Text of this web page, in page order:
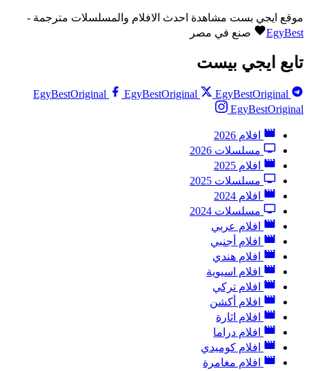
موقع ايجي بست مشاهدة احدث الافلام والمسلسلات مترجمة -
EgyBest
صنع في مصر
تابع ايجي بيست
EgyBestOriginal EgyBestOriginal
EgyBestOriginal
EgyBestOriginal
افلام 2026
مسلسلات 2026
افلام 2025
مسلسلات 2025
افلام 2024
مسلسلات 2024
افلام عربي
افلام أجنبي
افلام هندي
افلام اسيوية
افلام تركي
افلام أكشن
افلام اثارة
افلام دراما
افلام كوميدي
افلام مغامرة